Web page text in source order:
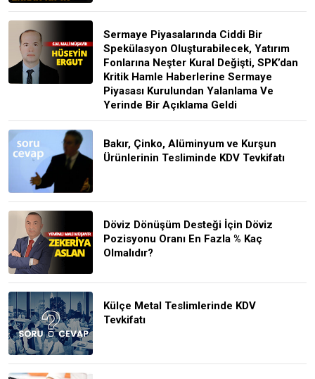
Sermaye Piyasalarında Ciddi Bir
Spekülasyon Oluşturabilecek, Yatırım
Fonlarına Neşter Kural Değişti, SPK’dan
Kritik Hamle Haberlerine Sermaye
Piyasası Kurulundan Yalanlama Ve
Yerinde Bir Açıklama Geldi
Bakır, Çinko, Alüminyum ve Kurşun
Ürünlerinin Tesliminde KDV Tevkifatı
Döviz Dönüşüm Desteği İçin Döviz
Pozisyonu Oranı En Fazla % Kaç
Olmalıdır?
Külçe Metal Teslimlerinde KDV
Tevkifatı